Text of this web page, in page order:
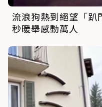
流浪狗熱到絕望「
秒暖舉感動萬人